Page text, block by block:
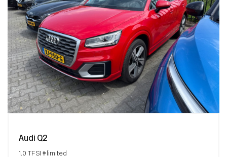
Audi Q2
1.0 TFSI #limited